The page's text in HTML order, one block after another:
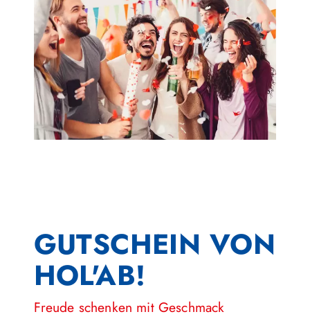
GUTSCHEIN VON
HOL'AB!
Freude schenken mit Geschmack